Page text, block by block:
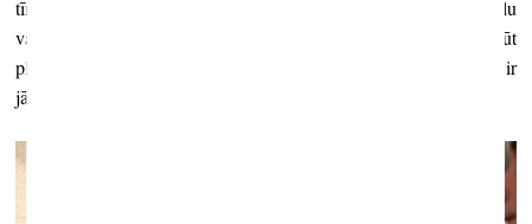
tīrradni darīt. Protams, neizmantot šo skatuvi, lai latviešu mākslu
vai kādu vietējo mākslinieku promotētu un dotu viņam iespēju kļūt
plašāk pazīstamam, nebūtu gudri. Tāpēc par tām visām lietām arī ir
jādomā.